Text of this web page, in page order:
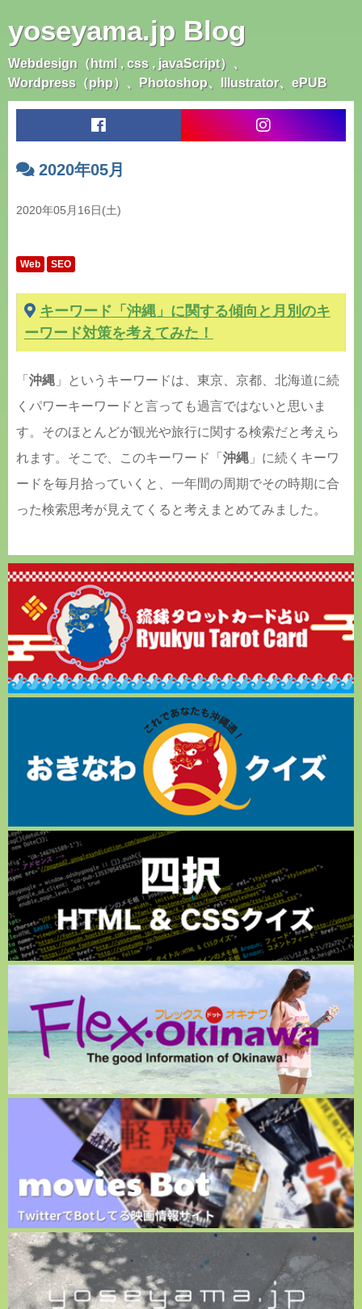
F
a
e
o
o
I
n
2020年05月
2020年05月16日(土)
Web SEO
キーワード「沖縄」に関する傾向と月別のキ
ーワード対策を考えてみた！
「 沖縄 」というキーワードは、東京、京都、北海道に続
くパワーキーワードと言っても過言ではないと思いま
す。そのほとんどが観光や旅行に関する検索だと考えら
れます。そこで、このキーワード「 沖縄 」に続くキーワ
ードを毎月拾っていくと、一年間の周期でその時期に合
った検索思考が見えてくると考えまとめてみました。
yoseyama.jp Blog
Webdesign（html , css , javaScript）、
Wordpress（php）、Photoshop、Illustrator、ePUB